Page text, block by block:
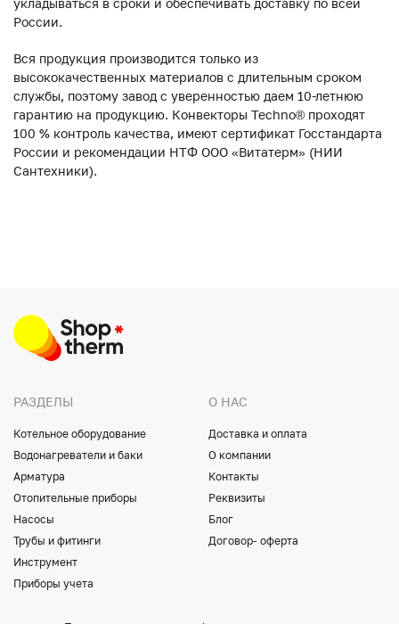
укладываться в сроки и обеспечивать доставку по всей
России.
Вся продукция производится только из
высококачественных материалов с длительным сроком
службы, поэтому завод с уверенностью даем 10-летнюю
гарантию на продукцию. Конвекторы Techno® проходят
100 % контроль качества, имеют сертификат Госстандарта
России и рекомендации НТФ ООО «Витатерм» (НИИ
Сантехники).
РАЗДЕЛЫ
Котельное оборудование
Водонагреватели и баки
Арматура
Отопительные приборы
Насосы
Трубы и фитинги
Инструмент
Приборы учета
О НАС
Доставка и оплата
О компании
Контакты
Реквизиты
Блог
Договор- оферта